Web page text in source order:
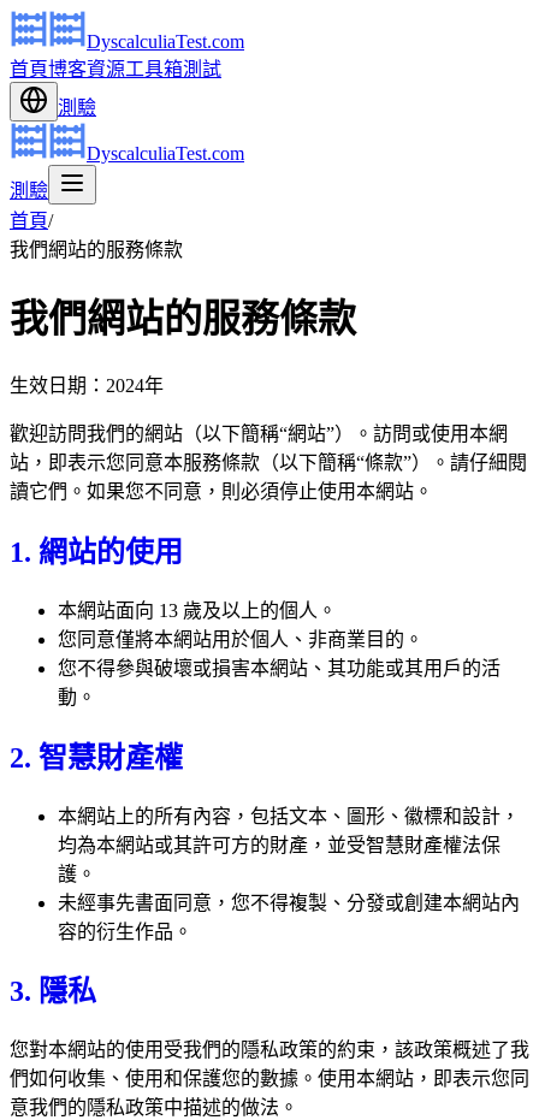
DyscalculiaTest.com
首頁博客資源工具箱測試
測驗
DyscalculiaTest.com
測驗
首頁/
我們網站的服務條款
我們網站的服務條款
生效日期：2024年
歡迎訪問我們的網站（以下簡稱“網站”）。訪問或使用本網
站，即表示您同意本服務條款（以下簡稱“條款”）。請仔細閱
讀它們。如果您不同意，則必須停止使用本網站。
1. 網站的使用
本網站面向 13 歲及以上的個人。
您同意僅將本網站用於個人、非商業目的。
您不得參與破壞或損害本網站、其功能或其用戶的活
動。
2. 智慧財產權
本網站上的所有內容，包括文本、圖形、徽標和設計，
均為本網站或其許可方的財產，並受智慧財產權法保
護。
未經事先書面同意，您不得複製、分發或創建本網站內
容的衍生作品。
3. 隱私
您對本網站的使用受我們的隱私政策的約束，該政策概述了我
們如何收集、使用和保護您的數據。使用本網站，即表示您同
意我們的隱私政策中描述的做法。